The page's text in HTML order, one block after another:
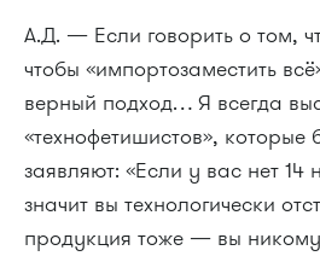
А.Д. — Если говорить о том,
чтобы «импортозаместить
верный подход… Я всегда
«технофетишистов», которые
заявляют: «Если у вас нет 14
значит вы технологически
продукция тоже — вы